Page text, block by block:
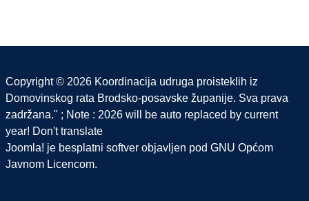
Copyright © 2026 Koordinacija udruga proisteklih iz
Domovinskog rata Brodsko-posavske županije. Sva prava
zadržana." ; Note : 2026 will be auto replaced by current
year! Don't translate
Joomla! je besplatni softver objavljen pod GNU Općom
Javnom Licencom.